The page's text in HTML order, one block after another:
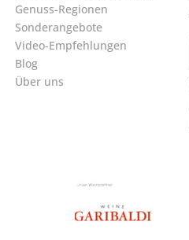
Genuss-Regionen
Sonderangebote
Video-Empfehlungen
Blog
Über uns